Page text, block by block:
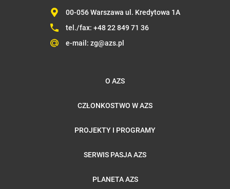
00-056 Warszawa ul. Kredytowa 1A
tel./fax: +48 22 849 71 36
e-mail: zg@azs.pl
O AZS
CZŁONKOSTWO W AZS
PROJEKTY I PROGRAMY
SERWIS PASJA AZS
PLANETA AZS